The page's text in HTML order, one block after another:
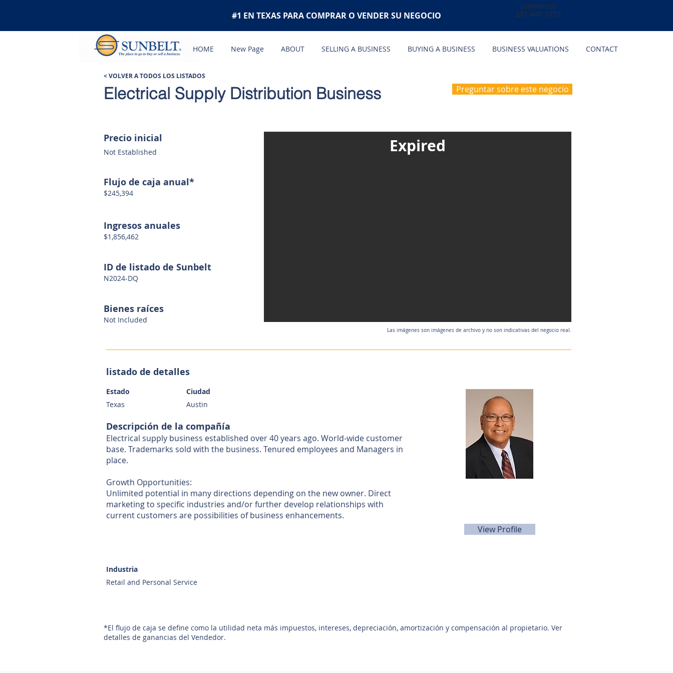
HOME New Page ABOUT SELLING A BUSINESS BUYING A BUSINESS BUSINESS VALUATIONS CONTACT
#1 EN TEXAS PARA COMPRAR O VENDER SU NEGOCIO
¡Llámanos!
281-440-5153
< VOLVER A TODOS LOS LISTADOS
Electrical Supply Distribution Business Preguntar sobre este negocio
Precio inicial
Not Established
Flujo de caja anual*
$245,394
Ingresos anuales
$1,856,462
ID de listado de Sunbelt
N2024-DQ
Bienes raíces
Not Included
Expired
Las imágenes son imágenes de archivo y no son indicativas del negocio real.
listado de detalles
Estado
Ciudad
Texas
Austin
Descripción de la compañía
Electrical supply business established over 40 years ago. World-wide customer
base. Trademarks sold with the business. Tenured employees and Managers in
place.
Growth Opportunities:
Unlimited potential in many directions depending on the new owner. Direct
marketing to specific industries and/or further develop relationships with
current customers are possibilities of business enhancements.
View Profile
Industria
Retail and Personal Service
*El flujo de caja se define como la utilidad neta más impuestos, intereses, depreciación, amortización y compensación al propietario. Ver
detalles de ganancias del Vendedor.